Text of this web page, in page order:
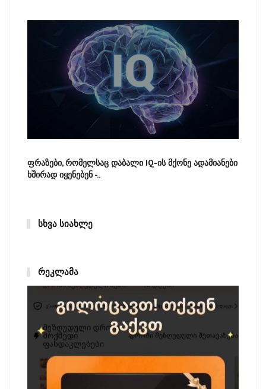
ფრაზები, რომელსაც დაბალი IQ-ის მქონე ადამიანები
ხშირად იყენებენ -..
ᲡᲮᲕᲐ ᲡᲘᲐᲮᲚᲔ
ᲠᲔᲙᲚᲐᲛᲐ